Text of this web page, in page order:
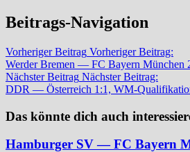
Beitrags-Navigation
Vorheriger Beitrag Vorheriger Beitrag:
Werder Bremen — FC Bayern München
Nächster Beitrag Nächster Beitrag:
DDR — Österreich 1:1, WM-
Das könnte dich auch
Hamburger SV — FC Bayern